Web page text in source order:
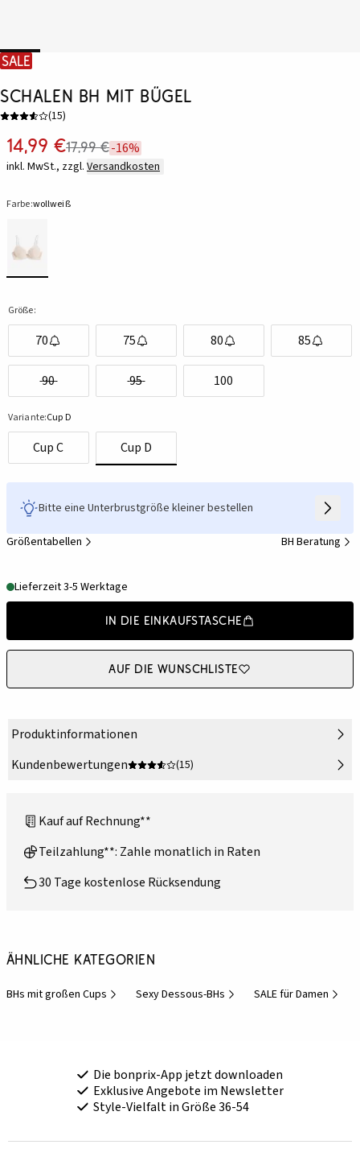
SALE
Schalen BH mit Bügel
(15)
14,99 €17,99 €-16%
inkl. MwSt., zzgl. Versandkosten
Farbe:wollweiß
Größe:
70 75 80 85
90 95 100
Variante:Cup D
Cup C Cup D
Bitte eine Unterbrustgröße kleiner bestellen
Größentabellen BH Beratung
Lieferzeit 3-5 Werktage
In die Einkaufstasche
Auf die Wunschliste
Produktinformationen
Kundenbewertungen
(15)
Kauf auf Rechnung**
Teilzahlung**: Zahle monatlich in Raten
30 Tage kostenlose Rücksendung
Ähnliche Kategorien
BHs mit großen Cups Sexy Dessous-BHs SALE für Damen
Die bonprix-App jetzt downloaden
Exklusive Angebote im Newsletter
Style-Vielfalt in Größe 36-54